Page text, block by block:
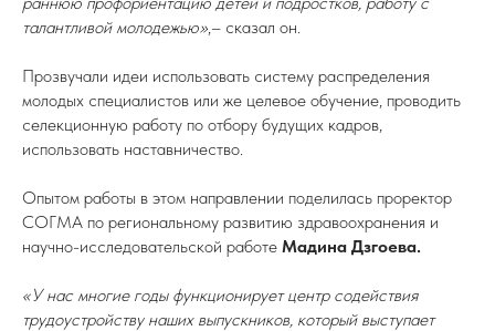
талантливой молодежью»,– сказал он.
Прозвучали идеи использовать систему распределения
молодых специалистов или же целевое обучение, проводить
селекционную работу по отбору будущих кадров,
использовать наставничество.
Опытом работы в этом направлении поделилась проректор
СОГМА по региональному развитию здравоохранения и
научно-исследовательской работе Мадина Дзгоева.
«У нас многие годы функционирует центр содействия
трудоустройству наших выпускников, который выступает